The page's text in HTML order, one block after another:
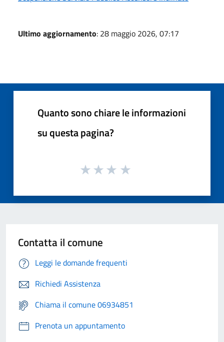
Ultimo aggiornamento: 28 maggio 2026, 07:17
Quanto sono chiare le informazioni
su questa pagina?
Contatta il comune
Leggi le domande frequenti
Richiedi Assistenza
Chiama il comune 06934851
Prenota un appuntamento